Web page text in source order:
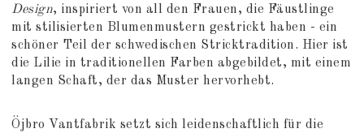
Design, inspiriert von all den Frauen, die Fäustlinge
mit stilisierten Blumenmustern gestrickt haben - ein
schöner Teil der schwedischen Stricktradition. Hier ist
die Lilie in traditionellen Farben abgebildet, mit einem
langen Schaft, der das Muster hervorhebt.
Öjbro Vantfabrik setzt sich leidenschaftlich für die